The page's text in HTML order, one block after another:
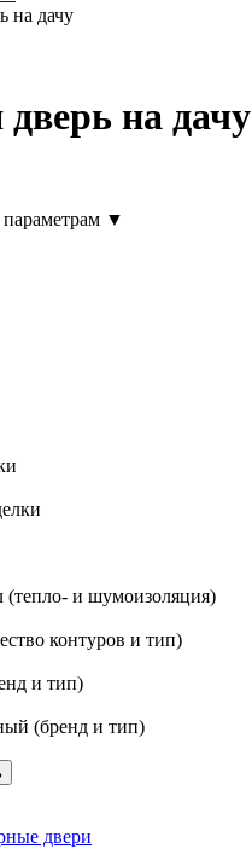
на дачу
на дачу
▼
(тепло- и шумоизоляция)
контуров и тип)
и тип)
(бренд и тип)
двери